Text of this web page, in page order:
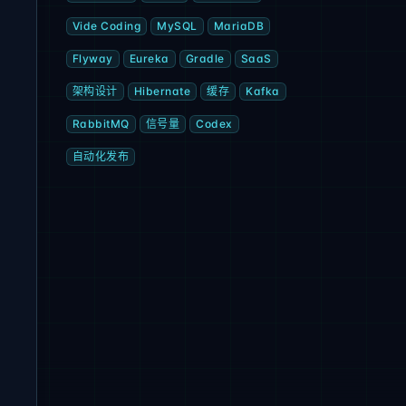
Vide Coding MySQL MariaDB
Flyway Eureka Gradle SaaS
架构设计 Hibernate 缓存 Kafka
RabbitMQ 信号量 Codex
自动化发布